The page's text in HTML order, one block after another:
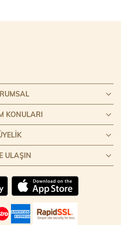
KONULARI
ULAŞIN